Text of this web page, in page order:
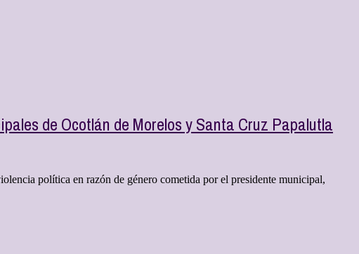
de Ocotlán de Morelos y Santa Cruz Papalutla
política en razón de género cometida por el presidente municipal,